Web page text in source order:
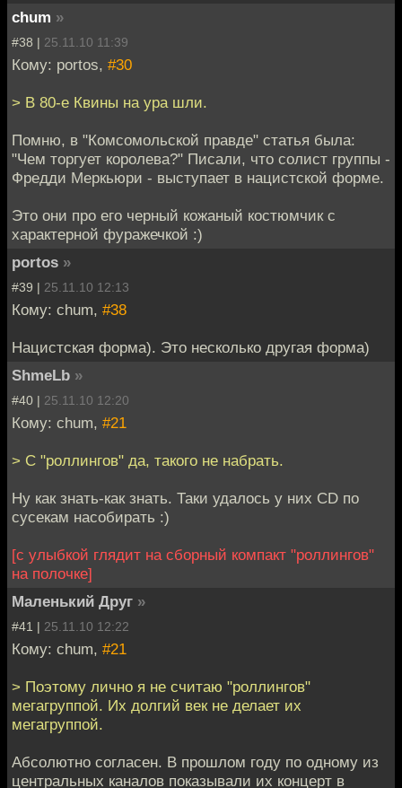
chum »
#38 | 25.11.10 11:39
Кому: portos, #30
> В 80-е Квины на ура шли.
Помню, в "Комсомольской правде" статья была:
"Чем торгует королева?" Писали, что солист группы -
Фредди Меркьюри - выступает в нацистской форме.
Это они про его черный кожаный костюмчик с
характерной фуражечкой :)
portos »
#39 | 25.11.10 12:13
Кому: chum, #38
Нацистская форма). Это несколько другая форма)
ShmeLb »
#40 | 25.11.10 12:20
Кому: chum, #21
> C "роллингов" да, такого не набрать.
Ну как знать-как знать. Таки удалось у них CD по
сусекам насобирать :)
[с улыбкой глядит на сборный компакт "роллингов"
на полочке]
Маленький Друг »
#41 | 25.11.10 12:22
Кому: chum, #21
> Поэтому лично я не считаю "роллингов"
мегагруппой. Их долгий век не делает их
мегагруппой.
Абсолютно согласен. В прошлом году по одному из
центральных каналов показывали их концерт в